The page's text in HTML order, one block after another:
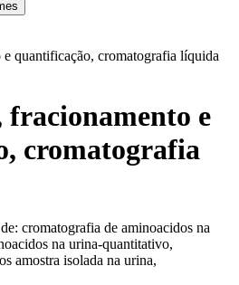
quantificação, cromatografia líquida
fracionamento e
cromatografia
cromatografia de aminoacidos na
na urina-quantitativo,
amostra isolada na urina,